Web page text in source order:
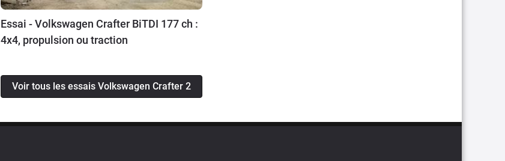
Essai - Volkswagen Crafter BiTDI 177 ch :
4x4, propulsion ou traction
Voir tous les essais Volkswagen Crafter 2